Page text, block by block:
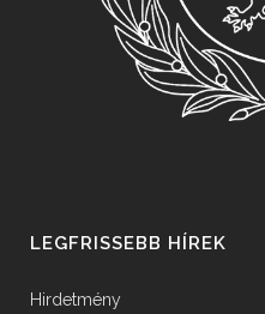
LEGFRISSEBB HÍREK
Hirdetmény